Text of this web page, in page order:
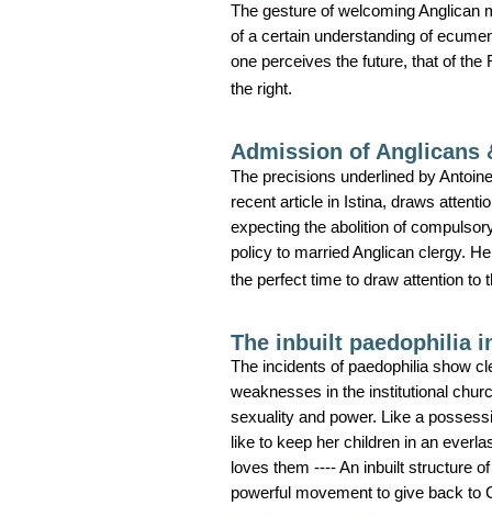
The gesture of welcoming Anglican
of a certain understanding of
one perceives the future, that of
the right.
Admission of Anglicans
The precisions underlined by
recent article in Istina, draws
expecting the abolition of
policy to married Anglican clergy.
the perfect time to draw attention to
The inbuilt paedophilia
The incidents of paedophilia show
weaknesses in the institutional
sexuality and power. Like a
like to keep her children in an
loves them ---- An inbuilt structure
powerful movement to give back to